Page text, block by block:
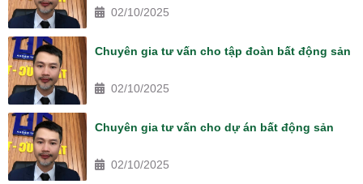
02/10/2025
Chuyên gia tư vấn cho tập đoàn bất động sản
02/10/2025
Chuyên gia tư vấn cho dự án bất động sản
02/10/2025